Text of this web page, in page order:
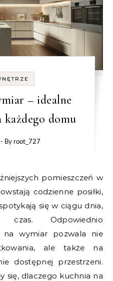
– idealne
domu
- By root_727
pomieszczeń w
codzienne posiłki,
się w ciągu dnia,
Odpowiednio
na wymiar pozwala nie
ale także na
dostępnej przestrzeni.
się, dlaczego kuchnia na